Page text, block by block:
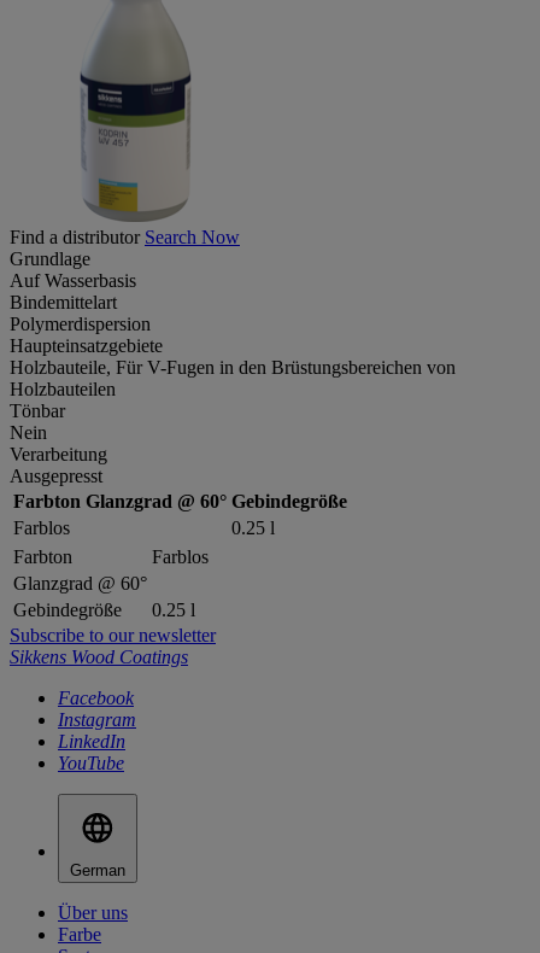
Find a distributor Search Now
Grundlage
Auf Wasserbasis
Bindemittelart
Polymerdispersion
Haupteinsatzgebiete
Holzbauteile, Für V-Fugen in den Brüstungsbereichen von
Holzbauteilen
Tönbar
Nein
Verarbeitung
Ausgepresst
Farbton Glanzgrad @ 60° Gebindegröße
Farblos
0.25 l
Farbton
Farblos
Glanzgrad @ 60°
Gebindegröße
0.25 l
Subscribe to our newsletter
Sikkens Wood Coatings
Facebook
Instagram
LinkedIn
YouTube
German
Über uns
Farbe